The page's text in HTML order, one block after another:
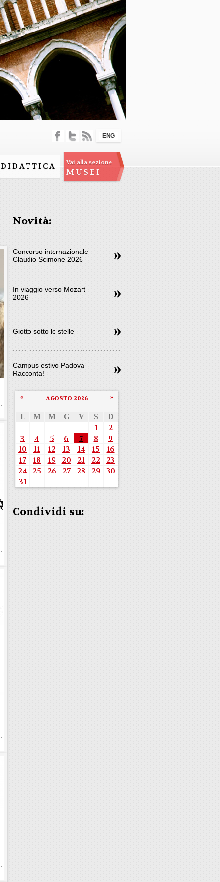
DIDATTICA Vai alla sezione
MUSEI
ENG
Novità:
Concorso internazionale
Claudio Scimone 2026
In viaggio verso Mozart
2026
Giotto sotto le stelle
Campus estivo Padova
Racconta!
AGOSTO 2026
« »
L M M G V S D
1
2
3
4 5 6 7 8
9
10
11 12 13 14 15
16
17
18 19 20 21 22
23
24
25 26 27 28 29 30
31
Condividi su: